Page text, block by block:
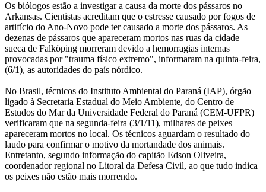
Os biólogos estão a investigar a causa da morte dos pássaros no
Arkansas. Cientistas acreditam que o estresse causado por fogos de
artifício do Ano-Novo pode ter causado a morte dos pássaros. As
dezenas de pássaros que apareceram mortos nas ruas da cidade
sueca de Falköping morreram devido a hemorragias internas
provocadas por "trauma físico extremo", informaram na quinta-feira,
(6/1), as autoridades do país nórdico.
No Brasil, técnicos do Instituto Ambiental do Paraná (IAP), órgão
ligado à Secretaria Estadual do Meio Ambiente, do Centro de
Estudos do Mar da Universidade Federal do Paraná (CEM-UFPR)
verificaram que na segunda-feira (3/1/11), milhares de peixes
apareceram mortos no local. Os técnicos aguardam o resultado do
laudo para confirmar o motivo da mortandade dos animais.
Entretanto, segundo informação do capitão Edson Oliveira,
coordenador regional no Litoral da Defesa Civil, ao que tudo indica
os peixes não estão mais morrendo.